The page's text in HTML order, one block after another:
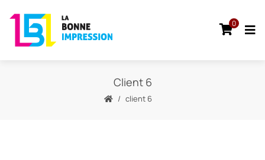
0
Client 6
client 6